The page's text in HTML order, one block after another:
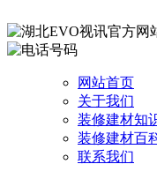
网站首页
关于我们
装修建材知
装修建材百
联系我们